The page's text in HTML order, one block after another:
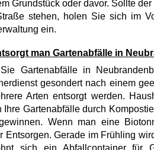
Grundstück oder davor. Sollte
stehen, holen Sie sich im
ein.
man Gartenabfälle in
Gartenabfälle in
gesondert nach einem
Arten entsorgt werden.
Ihre Gartenabfälle durch
Wenn man eine
Entsorgen. Gerade im Frühling
sich ein Abfallcontainer für